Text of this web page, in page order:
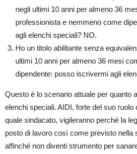
negli ultimi 10 anni per almeno 36
professionista e nemmeno come
agli elenchi speciali? NO.
Ho un titolo abilitante senza
ultimi 10 anni per almeno 36 mesi
dipendente: posso iscrivermi agli
Questo è lo scenario attuale per quanto
elenchi speciali. AIDI, forte del suo ruolo
quale sindacato, vigileranno perché la
posto di lavoro così come previsto nella
affinché non diventi strumento per